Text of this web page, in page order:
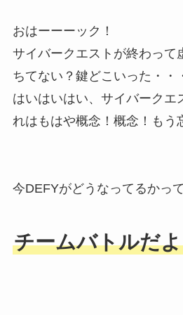
おはーーーック！
サイバークエストが終わって
ちてない？鍵どこいった・・
はいはいはい、サイバークエ
れはもはや概念！概念！もう
今DEFYがどうなってるかっ
チームバトルだ